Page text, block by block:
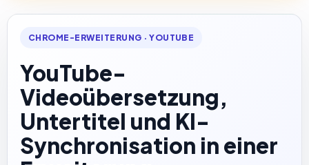
CHROME-ERWEITERUNG · YOUTUBE
YouTube-
Videoübersetzung,
Untertitel und KI-
Synchronisation in einer